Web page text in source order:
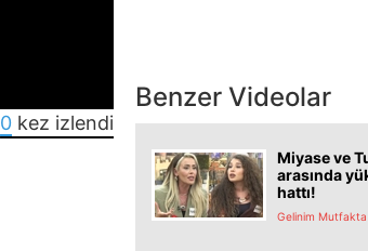
0kez izlendi
Benzer Videolar
Miyase ve
arasında
hattı!
Gelinim Mutfakta